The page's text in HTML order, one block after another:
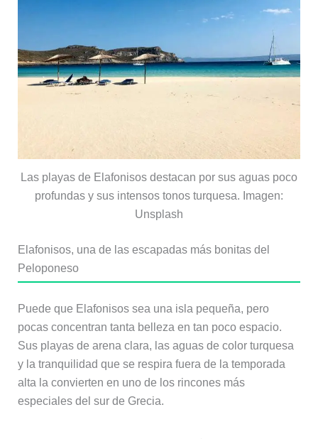
Las playas de Elafonisos destacan por sus aguas poco
profundas y sus intensos tonos turquesa. Imagen:
Unsplash
Elafonisos, una de las escapadas más bonitas del
Peloponeso
Puede que Elafonisos sea una isla pequeña, pero
pocas concentran tanta belleza en tan poco espacio.
Sus playas de arena clara, las aguas de color turquesa
y la tranquilidad que se respira fuera de la temporada
alta la convierten en uno de los rincones más
especiales del sur de Grecia.